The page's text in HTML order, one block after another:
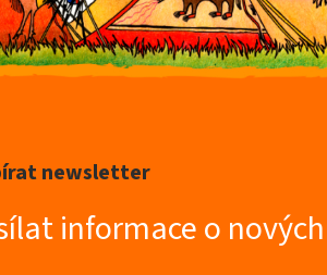
newsletter
informace o